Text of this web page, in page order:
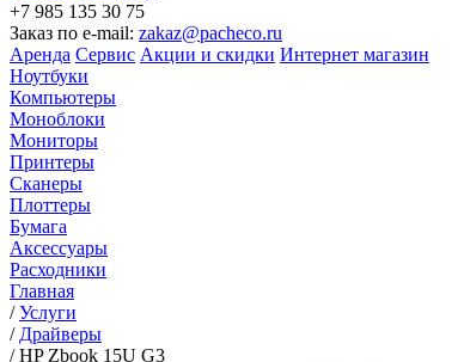
+7 985 135 30 75
Заказ по e-mail: zakaz@pacheco.ru
Аренда Сервис Акции и скидки Интернет магазин
Ноутбуки
Компьютеры
Моноблоки
Мониторы
Принтеры
Сканеры
Плоттеры
Бумага
Аксессуары
Расходники
Главная
/Услуги
/ Драйверы
/HP Zbook 15U G3